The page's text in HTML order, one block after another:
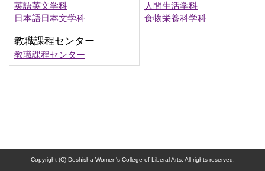
英語英文学科
日本語日本文学科
人間生活学科
食物栄養科学科
教職課程センター
教職課程センター
Copyright (C) Doshisha Women's College of Liberal Arts, All rights reserved.